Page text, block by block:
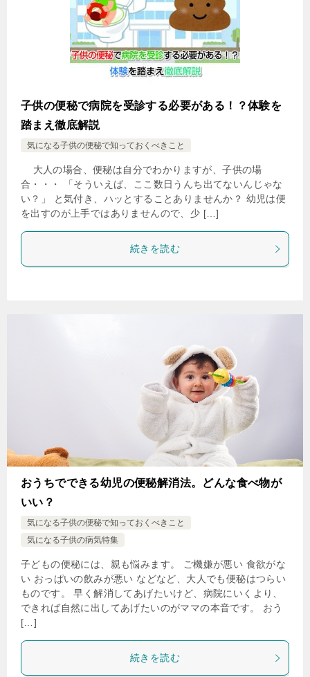
子供の便秘で病院を受診する必要がある！？体験を
踏まえ徹底解説
気になる子供の便秘で知っておくべきこと
大人の場合、便秘は自分でわかりますが、子供の場
合・・・ 「そういえば、ここ数日うんち出てないんじゃな
い？」 と気付き、ハッとすることありませんか？ 幼児は便
を出すのが上手ではありませんので、少 […]
続きを読む
おうちでできる幼児の便秘解消法。どんな食べ物が
いい？
気になる子供の便秘で知っておくべきこと
気になる子供の病気特集
子どもの便秘には、親も悩みます。 ご機嫌が悪い 食欲がな
い おっぱいの飲みが悪い などなど、大人でも便秘はつらい
ものです。 早く解消してあげたいけど、病院にいくより、
できれば自然に出してあげたいのがママの本音です。 おう
[…]
続きを読む